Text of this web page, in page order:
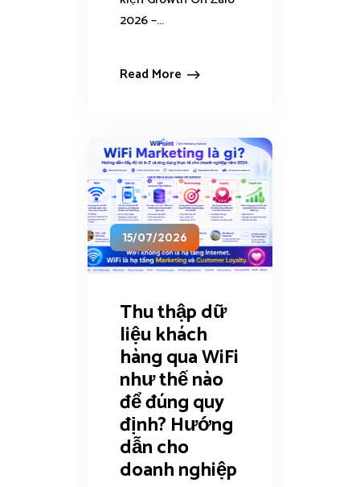
2026 –...
Read More
15/07/2026
Thu thập dữ
liệu khách
hàng qua WiFi
như thế nào
để đúng quy
định? Hướng
dẫn cho
doanh nghiệp